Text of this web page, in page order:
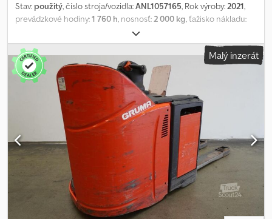
Stav: použitý, číslo stroja/vozidla:ANL1057165, Rok výroby:2021,
prevádzkové hodiny:1 760 h, nosnosť:2 000 kg, ťažisko nákladu:
345 Ach
nosiča vidlíc:560 mm, dĺžka vidlíc:1 150 mm, pohotovostná
hmotnosť:876 kg, celková dĺžka:2 274 mm, celková šírka:790 mm,
palivo: elektrina, - Aquamatic na batériu - Vozidlová zástrčka MRC
160A - Vertikálna výmena batérie Crodpfjzifz Nox Adtsf - Vidlicové
prevedenie 560 - 1150 mm - Držiak s písacou doskou - Kontrola
prístupu: kľúčový spínač - e-driver (jednoručné ovládanie) -
Výkonnostný stupeň Efficiency - LSP 0.6
Malý inzerát